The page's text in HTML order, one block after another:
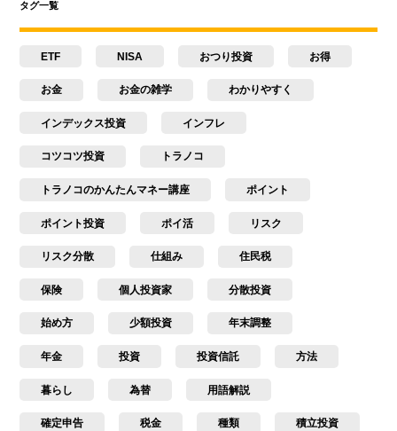
タグ一覧
ETF NISA おつり投資 お得
お金 お金の雑学 わかりやすく
インデックス投資 インフレ
コツコツ投資 トラノコ
トラノコのかんたんマネー講座 ポイント
ポイント投資 ポイ活 リスク
リスク分散 仕組み 住民税
保険 個人投資家 分散投資
始め方 少額投資 年末調整
年金 投資 投資信託 方法
暮らし 為替 用語解説
確定申告 税金 種類 積立投資